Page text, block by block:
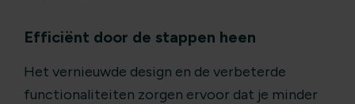
Efficiënt door de stappen heen
Het vernieuwde design en de verbeterde
functionaliteiten zorgen ervoor dat je minder